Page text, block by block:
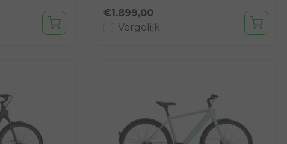
€1.899,00
Vergelijk